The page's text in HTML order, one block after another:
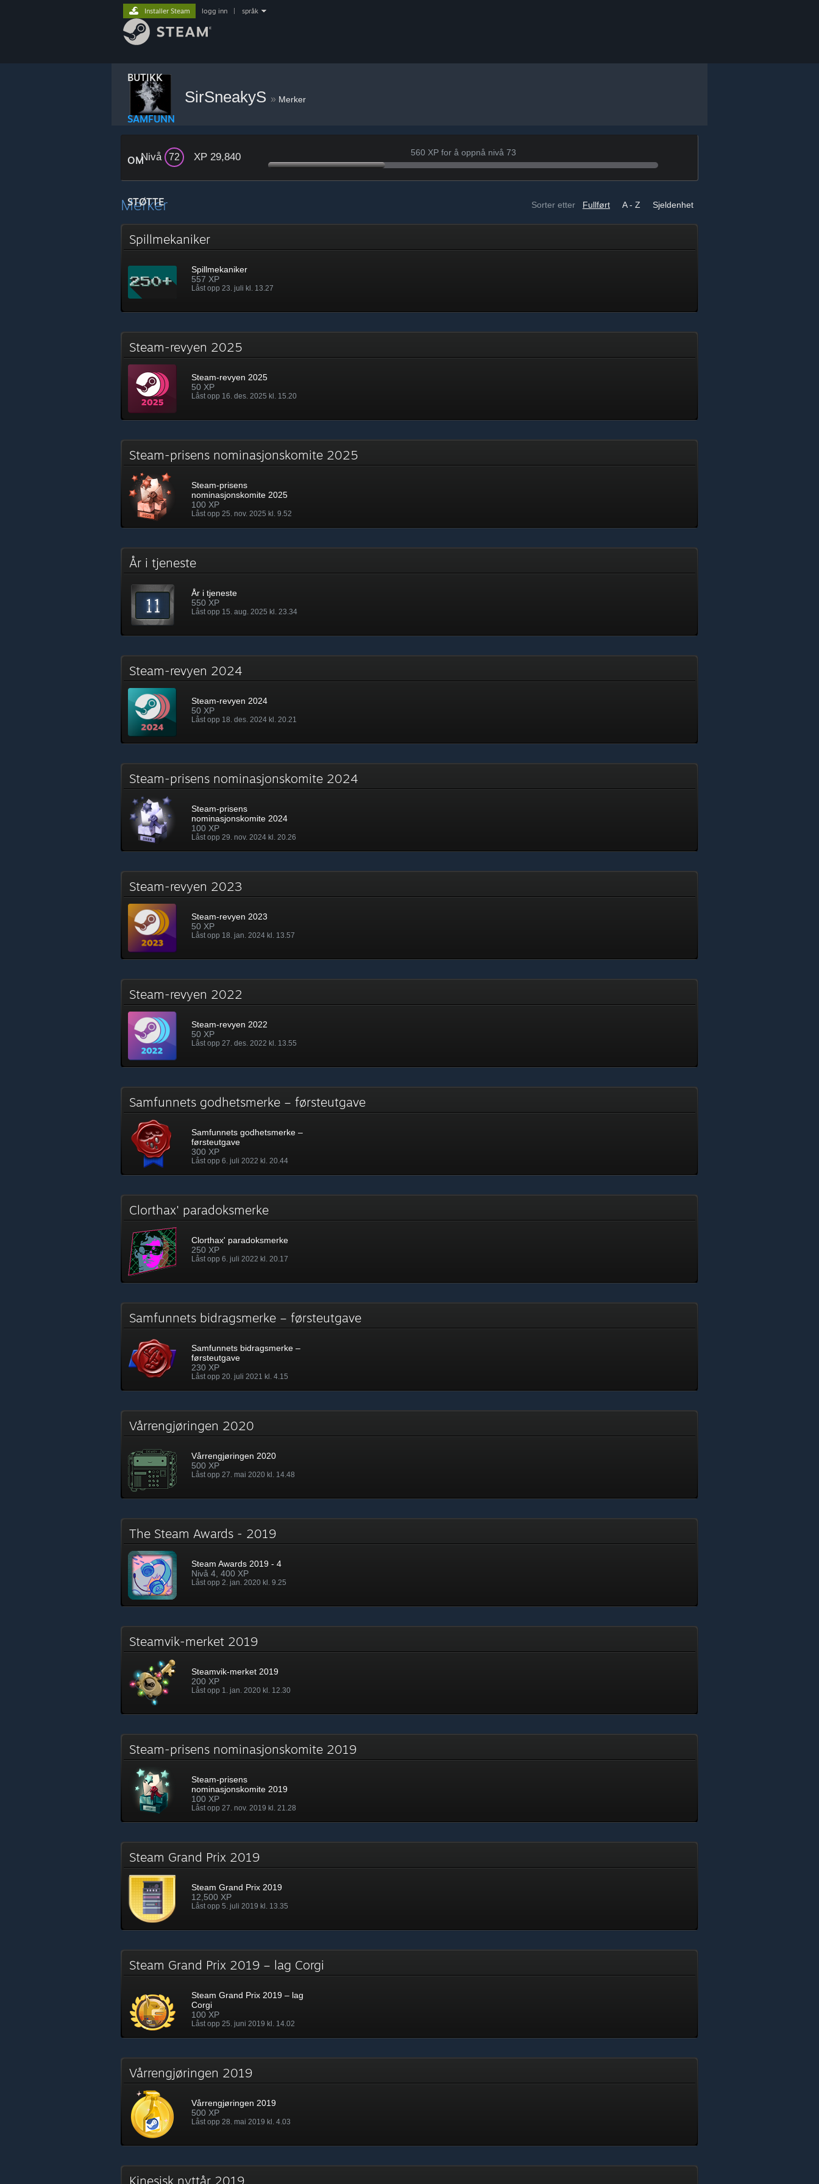
BUTIKK
SAMFUNN
OM
STØTTE
Installer Steam logg inn språk
SirSneakyS » Merker
Nivå 72 XP 29,840 560 XP for å oppnå nivå 73
Sorter etter Fullført A - Z Sjeldenhet
Merker
Spillmekaniker
Spillmekaniker
557 XP
Låst opp 23. juli kl. 13.27
Steam-revyen 2025
Steam-revyen 2025
50 XP
Låst opp 16. des. 2025 kl. 15.20
Steam-prisens nominasjonskomite 2025
Steam-prisens
nominasjonskomite 2025
100 XP
Låst opp 25. nov. 2025 kl. 9.52
År i tjeneste
År i tjeneste
550 XP
Låst opp 15. aug. 2025 kl. 23.34
Steam-revyen 2024
Steam-revyen 2024
50 XP
Låst opp 18. des. 2024 kl. 20.21
Steam-prisens nominasjonskomite 2024
Steam-prisens
nominasjonskomite 2024
100 XP
Låst opp 29. nov. 2024 kl. 20.26
Steam-revyen 2023
Steam-revyen 2023
50 XP
Låst opp 18. jan. 2024 kl. 13.57
Steam-revyen 2022
Steam-revyen 2022
50 XP
Låst opp 27. des. 2022 kl. 13.55
Samfunnets godhetsmerke – førsteutgave
Samfunnets godhetsmerke –
førsteutgave
300 XP
Låst opp 6. juli 2022 kl. 20.44
Clorthax' paradoksmerke
Clorthax' paradoksmerke
250 XP
Låst opp 6. juli 2022 kl. 20.17
Samfunnets bidragsmerke – førsteutgave
Samfunnets bidragsmerke –
førsteutgave
230 XP
Låst opp 20. juli 2021 kl. 4.15
Vårrengjøringen 2020
Vårrengjøringen 2020
500 XP
Låst opp 27. mai 2020 kl. 14.48
The Steam Awards - 2019
Steam Awards 2019 - 4
Nivå 4, 400 XP
Låst opp 2. jan. 2020 kl. 9.25
Steamvik-merket 2019
Steamvik-merket 2019
200 XP
Låst opp 1. jan. 2020 kl. 12.30
Steam-prisens nominasjonskomite 2019
Steam-prisens
nominasjonskomite 2019
100 XP
Låst opp 27. nov. 2019 kl. 21.28
Steam Grand Prix 2019
Steam Grand Prix 2019
12,500 XP
Låst opp 5. juli 2019 kl. 13.35
Steam Grand Prix 2019 – lag Corgi
Steam Grand Prix 2019 – lag
Corgi
100 XP
Låst opp 25. juni 2019 kl. 14.02
Vårrengjøringen 2019
Vårrengjøringen 2019
500 XP
Låst opp 28. mai 2019 kl. 4.03
Kinesisk nyttår 2019